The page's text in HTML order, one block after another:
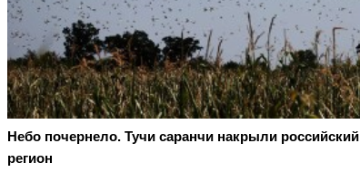
Небо почернело. Тучи саранчи накрыли российский
регион